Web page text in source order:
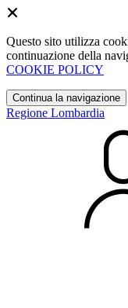
Questo sito utilizza
continuazione della
COOKIE POLICY
Continua la navigazione
Regione Lombardia